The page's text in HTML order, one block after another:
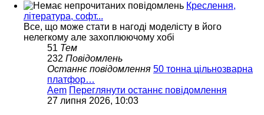
Креслення,
література, софт...
Все, що може стати в нагоді моделісту в його
нелегкому але захоплюючому хобі
51 Тем
232 Повідомлень
Останнє повідомлення 50 тонна цільнозварна
платфор…
Aem Переглянути останнє повідомлення
27 липня 2026, 10:03